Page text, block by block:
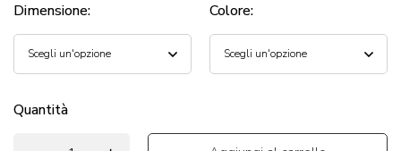
Dimensione: Colore:
Quantità